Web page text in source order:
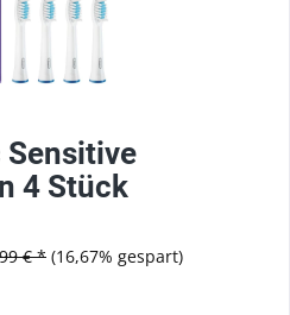
Sensitive
4 Stück
€ * (16,67% gespart)